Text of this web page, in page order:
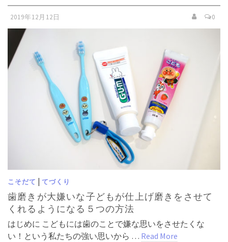
2019年12月12日 0
こそだて | てづくり
歯磨きが大嫌いな子どもが仕上げ磨きをさせて
くれるようになる５つの方法
はじめに こどもには歯のことで嫌な思いをさせたくな
い！という私たちの強い思いから … Read More